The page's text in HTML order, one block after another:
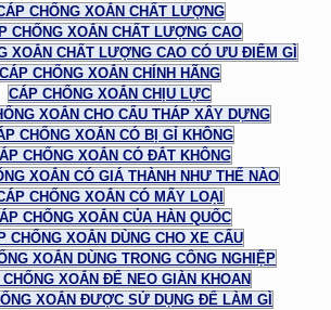
CHỐNG XOẮN CHẤT LƯỢNG
CHỐNG XOẮN CHẤT LƯỢNG CAO
XOẮN CHẤT LƯỢNG CAO CÓ ƯU ĐIỂM GÌ
CÁP CHỐNG XOẮN CHÍNH HÃNG
CÁP CHỐNG XOẮN CHỊU LỰC
XOẮN CHO CẨU THÁP XÂY DỰNG
CHỐNG XOẮN CÓ BỊ GỈ KHÔNG
CHỐNG XOẮN CÓ ĐẮT KHÔNG
XOẮN CÓ GIÁ THÀNH NHƯ THẾ NÀO
CHỐNG XOẮN CÓ MẤY LOẠI
CHỐNG XOẮN CỦA HÀN QUỐC
CHỐNG XOẮN DÙNG CHO XE CẨU
XOẮN DÙNG TRONG CÔNG NGHIỆP
XOẮN ĐỂ NEO GIÀN KHOAN
XOẮN ĐƯỢC SỬ DỤNG ĐỂ LÀM GÌ